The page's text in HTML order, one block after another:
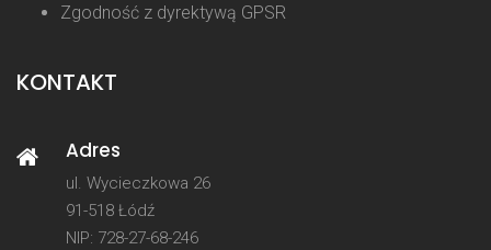
Zgodność z dyrektywą GPSR
KONTAKT
Adres
ul. Wycieczkowa 26
91-518 Łódź
NIP: 728-27-68-246